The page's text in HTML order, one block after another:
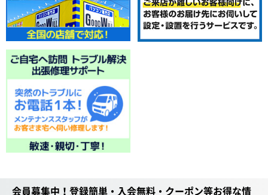
会員募集中！登録簡単・入会無料・クーポン等お得な情